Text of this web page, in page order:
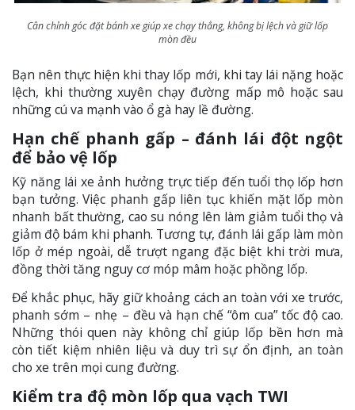
Cân chỉnh góc đặt bánh xe giúp xe chạy thẳng, không bị lệch và giữ lốp
mòn đều
Bạn nên thực hiện khi thay lốp mới, khi tay lái nặng hoặc
lệch, khi thường xuyên chạy đường mấp mô hoặc sau
những cú va mạnh vào ổ gà hay lề đường.
Hạn chế phanh gấp – đánh lái đột ngột
để bảo vệ lốp
Kỹ năng lái xe ảnh hưởng trực tiếp đến tuổi thọ lốp hơn
bạn tưởng. Việc phanh gấp liên tục khiến mặt lốp mòn
nhanh bất thường, cao su nóng lên làm giảm tuổi thọ và
giảm độ bám khi phanh. Tương tự, đánh lái gấp làm mòn
lốp ở mép ngoài, dễ trượt ngang đặc biệt khi trời mưa,
đồng thời tăng nguy cơ móp mâm hoặc phồng lốp.
Để khắc phục, hãy giữ khoảng cách an toàn với xe trước,
phanh sớm – nhẹ – đều và hạn chế “ôm cua” tốc độ cao.
Những thói quen này không chỉ giúp lốp bền hơn mà
còn tiết kiệm nhiên liệu và duy trì sự ổn định, an toàn
cho xe trên mọi cung đường.
Kiểm tra độ mòn lốp qua vạch TWI